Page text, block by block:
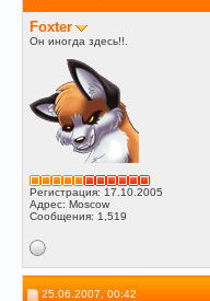
Foxter
Он иногда здесь!!.
Регистрация: 17.10.2005
Адрес: Moscow
Сообщения: 1,519
25.06.2007, 00:42